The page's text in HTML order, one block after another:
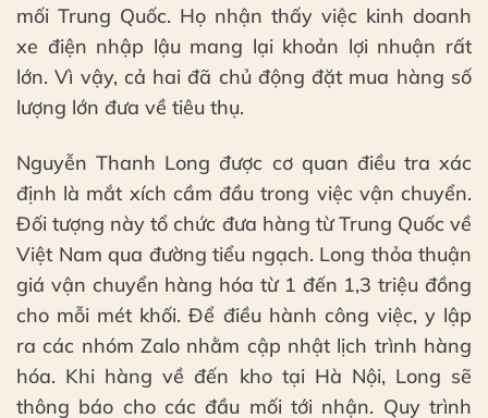
mối Trung Quốc. Họ nhận thấy việc kinh doanh
xe điện nhập lậu mang lại khoản lợi nhuận rất
lớn. Vì vậy, cả hai đã chủ động đặt mua hàng số
lượng lớn đưa về tiêu thụ.
Nguyễn Thanh Long được cơ quan điều tra xác
định là mắt xích cầm đầu trong việc vận chuyển.
Đối tượng này tổ chức đưa hàng từ Trung Quốc về
Việt Nam qua đường tiểu ngạch. Long thỏa thuận
giá vận chuyển hàng hóa từ 1 đến 1,3 triệu đồng
cho mỗi mét khối. Để điều hành công việc, y lập
ra các nhóm Zalo nhằm cập nhật lịch trình hàng
hóa. Khi hàng về đến kho tại Hà Nội, Long sẽ
thông báo cho các đầu mối tới nhận. Quy trình